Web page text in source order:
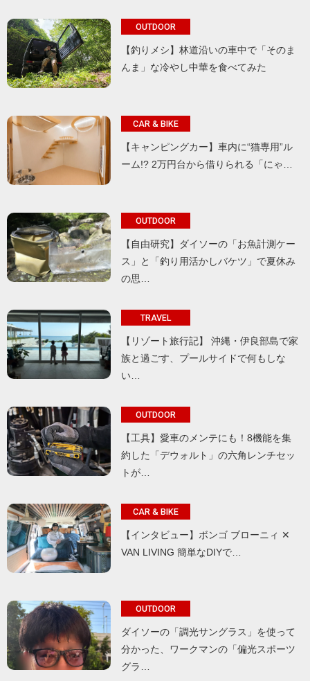
OUTDOOR
【釣りメシ】林道沿いの車中で「そのま
んま」な冷やし中華を食べてみた
CAR & BIKE
【キャンピングカー】車内に“猫専用”ル
ーム!? 2万円台から借りられる「にゃ…
OUTDOOR
【自由研究】ダイソーの「お魚計測ケー
ス」と「釣り用活かしバケツ」で夏休み
の思…
TRAVEL
【リゾート旅行記】 沖縄・伊良部島で家
族と過ごす、プールサイドで何もしな
い…
OUTDOOR
【工具】愛車のメンテにも！8機能を集
約した「デウォルト」の六角レンチセッ
トが…
CAR & BIKE
【インタビュー】ボンゴ ブローニィ ✕
VAN LIVING 簡単なDIYで…
OUTDOOR
ダイソーの「調光サングラス」を使って
分かった、ワークマンの「偏光スポーツ
グラ…